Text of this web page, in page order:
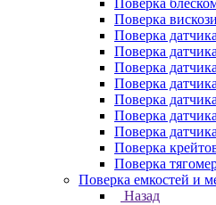
Поверка
Поверка
Поверка
Поверка
Поверка
Поверка
Поверка
Поверка
Поверка
Поверка
Поверка
Поверка емкостей и
Назад